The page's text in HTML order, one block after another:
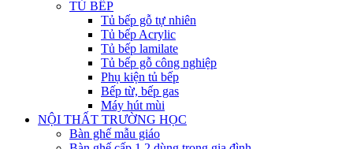
TỦ BẾP
Tủ bếp gỗ tự nhiên
Tủ bếp Acrylic
Tủ bếp lamilate
Tủ bếp gỗ công nghiệp
Phụ kiện tủ bếp
Bếp từ, bếp gas
Máy hút mùi
NỘI THẤT TRƯỜNG HỌC
Bàn ghế mẫu giáo